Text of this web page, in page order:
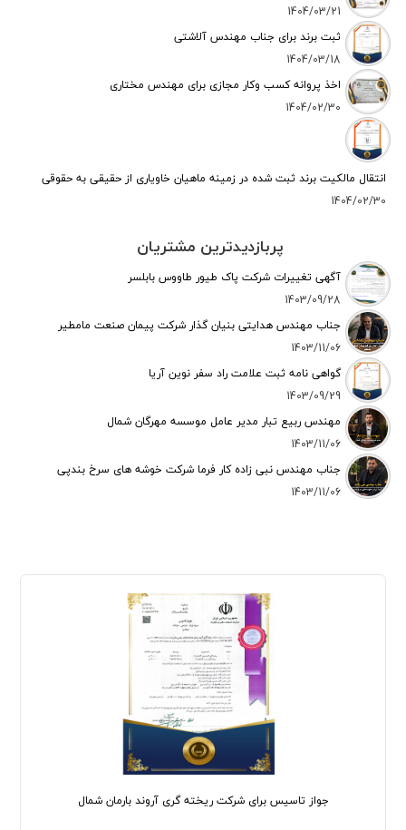
1404/03/21
ثبت برند برای جناب مهندس آلاشتی
1404/03/18
اخذ پروانه کسب وکار مجازی برای مهندس مختاری
1404/02/30
انتقال مالکیت برند ثبت شده در زمینه ماهیان خاویاری از حقیقی به حقوقی
1404/02/30
پربازدیدترین مشتریان
آگهی تغییرات شرکت پاک طیور طاووس بابلسر
1403/09/28
جناب مهندس هدایتی بنیان گذار شرکت پیمان صنعت مامطیر
1403/11/06
گواهی نامه ثبت علامت راد سفر نوین آریا
1403/09/29
مهندس ربیع تبار مدیر عامل موسسه مهرگان شمال
1403/11/06
جناب مهندس نبی زاده کار فرما شرکت خوشه های سرخ بندپی
1403/11/06
جواز تاسیس برای شرکت ریخته گری آروند بارمان شمال